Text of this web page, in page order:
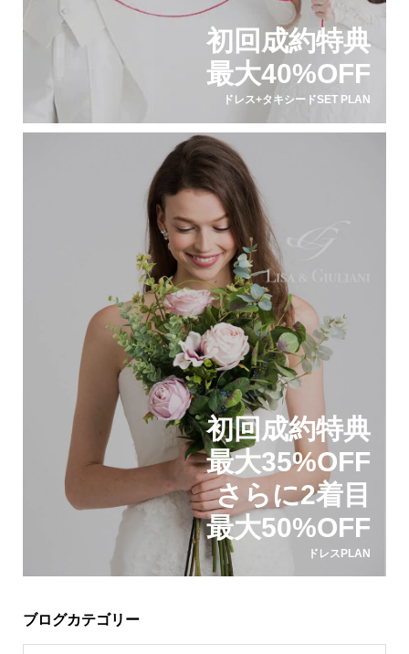
初回成約特典
最大40%OFF
ドレス+タキシードSET PLAN
初回成約特典
最大35%OFF
さらに2着目
最大50%OFF
ドレスPLAN
ブログカテゴリー